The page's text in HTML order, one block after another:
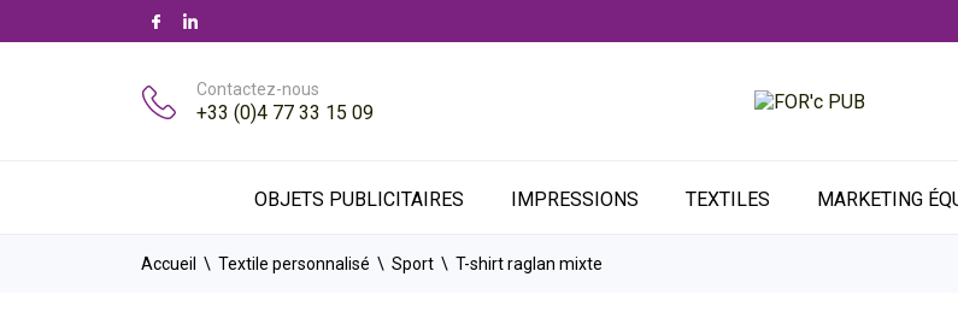
Contactez-nous
+33 (0)4 77 33 15 09
OBJETS PUBLICITAIRES IMPRESSIONS TEXTILES MARKETING
Accueil Textile personnalisé Sport T-shirt raglan mixte